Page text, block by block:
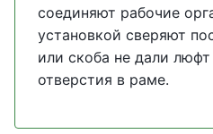
соединяют рабочие
установкой сверяют
или скоба не дали
отверстия в раме.